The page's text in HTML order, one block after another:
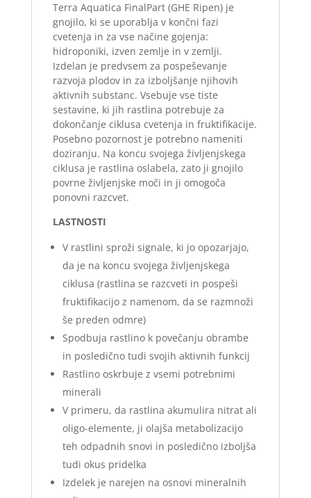
Terra Aquatica FinalPart (GHE Ripen) je
gnojilo, ki se uporablja v končni fazi
cvetenja in za vse načine gojenja:
hidroponiki, izven zemlje in v zemlji.
Izdelan je predvsem za pospeševanje
razvoja plodov in za izboljšanje njihovih
aktivnih substanc. Vsebuje vse tiste
sestavine, ki jih rastlina potrebuje za
dokončanje ciklusa cvetenja in fruktifikacije.
Posebno pozornost je potrebno nameniti
doziranju. Na koncu svojega življenjskega
ciklusa je rastlina oslabela, zato ji gnojilo
povrne življenjske moči in ji omogoča
ponovni razcvet.
LASTNOSTI
V rastlini sproži signale, ki jo opozarjajo,
da je na koncu svojega življenjskega
ciklusa (rastlina se razcveti in pospeši
fruktifikacijo z namenom, da se razmnoži
še preden odmre)
Spodbuja rastlino k povečanju obrambe
in posledično tudi svojih aktivnih funkcij
Rastlino oskrbuje z vsemi potrebnimi
minerali
V primeru, da rastlina akumulira nitrat ali
oligo-elemente, ji olajša metabolizacijo
teh odpadnih snovi in posledično izboljša
tudi okus pridelka
Izdelek je narejen na osnovi mineralnih